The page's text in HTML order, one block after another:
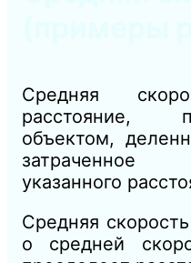
Средняя
расстояние,
объектом,
затраченное
указанного
Средняя
о средней